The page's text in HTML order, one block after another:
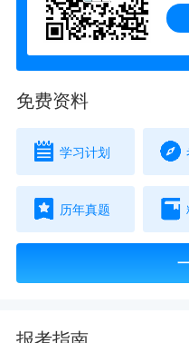
免费资料
学习计划
历年真题